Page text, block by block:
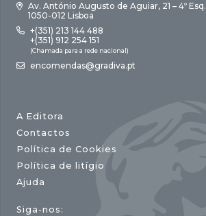
Av. António Augusto de Aguiar, 21 – 4º Esq.
1050-012 Lisboa
+(351) 213 144 488
+(351) 912 254 151
(Chamada para a rede nacional)
encomendas@gradiva.pt
A Editora
Contactos
Política de Cookies
Política de litígio
Ajuda
Siga-nos: